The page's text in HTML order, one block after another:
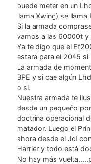
puede meter en un
llama Xwing) se llama
Si la armada
vamos a las 60000t y
Ya te digo que el
estará para el 2045 si
La armada de
BPE y si cae algún
o si.
Nuestra armada te
desde un pequeño
doctrina operacional
matador. Luego el
ahora desde el JcI
Harrier y todo está
No hay más